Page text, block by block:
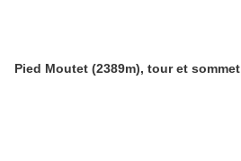
Pied Moutet (2389m), tour et sommet